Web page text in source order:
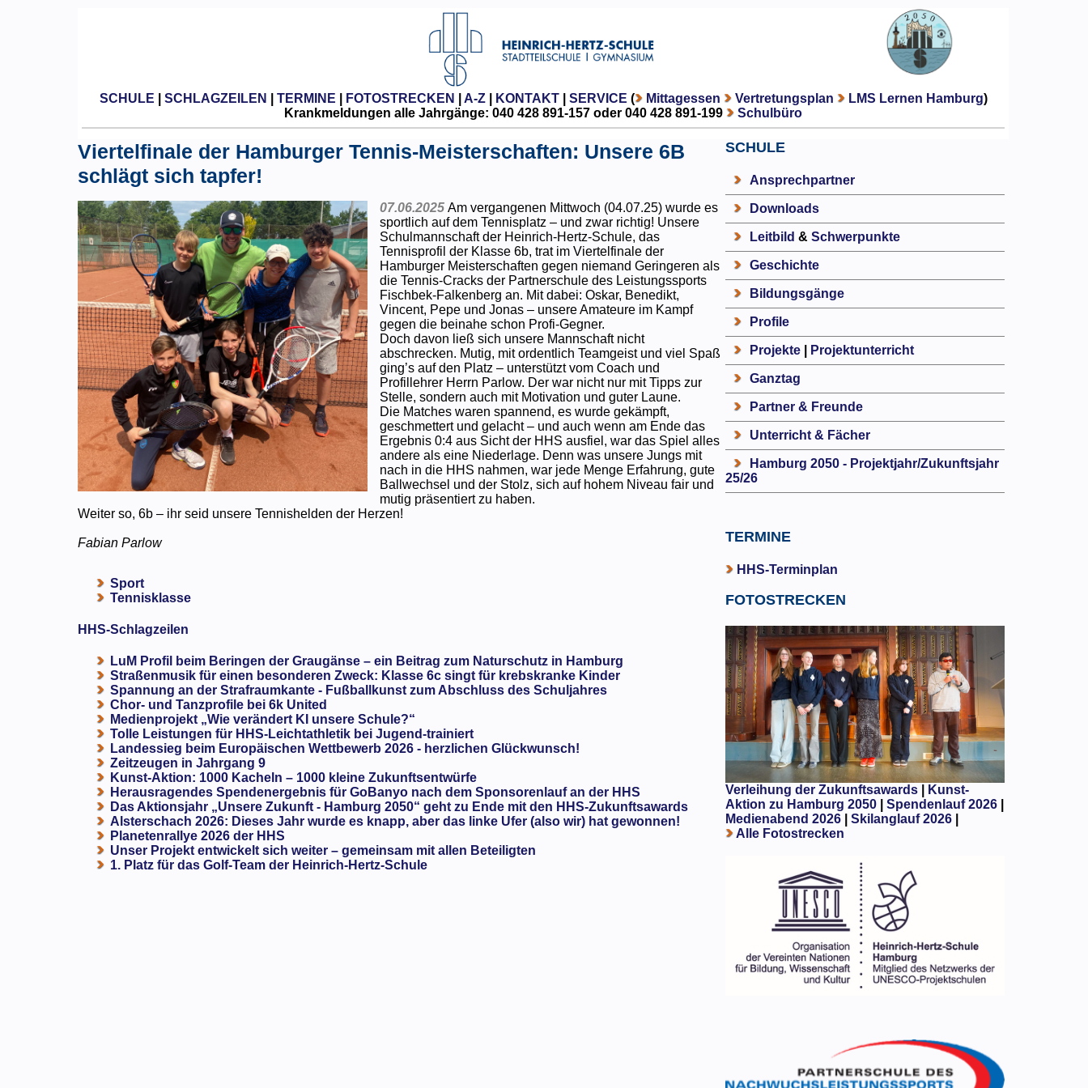
SCHULE SCHLAGZEILEN TERMINE FOTOSTRECKEN A-Z| KONTAKT| SERVICE ( Mittagessen Vertretungsplan LMS Lernen Hamburg)
Krankmeldungen alle Jahrgänge: 040 428 891-157 oder 040 428 891-199
Schulbüro
Viertelfinale der Hamburger Tennis-Meisterschaften: Unsere 6B
schlägt sich tapfer!
07.06.2025 Am vergangenen Mittwoch (04.07.25) wurde es
sportlich auf dem Tennisplatz – und zwar richtig! Unsere
Schulmannschaft der Heinrich-Hertz-Schule, das
Tennisprofil der Klasse 6b, trat im Viertelfinale der
Hamburger Meisterschaften gegen niemand Geringeren als
die Tennis-Cracks der Partnerschule des Leistungssports
Fischbek-Falkenberg an. Mit dabei: Oskar, Benedikt,
Vincent, Pepe und Jonas – unsere Amateure im Kampf
gegen die beinahe schon Profi-Gegner.
Doch davon ließ sich unsere Mannschaft nicht
abschrecken. Mutig, mit ordentlich Teamgeist und viel Spaß
ging’s auf den Platz – unterstützt vom Coach und
Profillehrer Herrn Parlow. Der war nicht nur mit Tipps zur
Stelle, sondern auch mit Motivation und guter Laune.
Die Matches waren spannend, es wurde gekämpft,
geschmettert und gelacht – und auch wenn am Ende das
Ergebnis 0:4 aus Sicht der HHS ausfiel, war das Spiel alles
andere als eine Niederlage. Denn was unsere Jungs mit
nach in die HHS nahmen, war jede Menge Erfahrung, gute
Ballwechsel und der Stolz, sich auf hohem Niveau fair und
mutig präsentiert zu haben.
Weiter so, 6b – ihr seid unsere Tennishelden der Herzen!
Fabian Parlow
Sport
Tennisklasse
HHS-Schlagzeilen
LuM Profil beim Beringen der Graugänse – ein Beitrag zum Naturschutz in Hamburg
Straßenmusik für einen besonderen Zweck: Klasse 6c singt für krebskranke Kinder
Spannung an der Strafraumkante - Fußballkunst zum Abschluss des Schuljahres
Chor- und Tanzprofile bei 6k United
Medienprojekt „Wie verändert KI unsere Schule?“
Tolle Leistungen für HHS-Leichtathletik bei Jugend-trainiert
Landessieg beim Europäischen Wettbewerb 2026 - herzlichen Glückwunsch!
Zeitzeugen in Jahrgang 9
Kunst-Aktion: 1000 Kacheln – 1000 kleine Zukunftsentwürfe
Herausragendes Spendenergebnis für GoBanyo nach dem Sponsorenlauf an der HHS
Das Aktionsjahr „Unsere Zukunft - Hamburg 2050“ geht zu Ende mit den HHS-Zukunftsawards
Alsterschach 2026: Dieses Jahr wurde es knapp, aber das linke Ufer (also wir) hat gewonnen!
Planetenrallye 2026 der HHS
Unser Projekt entwickelt sich weiter – gemeinsam mit allen Beteiligten
1. Platz für das Golf-Team der Heinrich-Hertz-Schule
SCHULE
Ansprechpartner
Downloads
Leitbild & Schwerpunkte
Geschichte
Bildungsgänge
Profile
Projekte| Projektunterricht
Ganztag
Partner & Freunde
Unterricht & Fächer
Hamburg 2050 - Projektjahr/Zukunftsjahr
25/26
TERMINE
HHS-Terminplan
FOTOSTRECKEN
Verleihung der Zukunftsawards|
Kunst-
Aktion zu Hamburg 2050
Spendenlauf 2026|
Medienabend 2026| Skilanglauf 2026|
Alle Fotostrecken